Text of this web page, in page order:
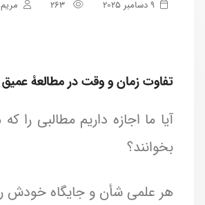
9 دسامبر 2025
تفاوت زمان و وقت در مطالعهٔ عمیق
آیا ما اجازه داریم مطالبی
بخوانند؟
هر علمی شأن و جایگاه خودش